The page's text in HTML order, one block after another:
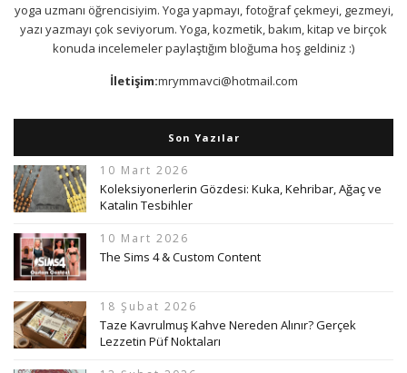
yoga uzmanı öğrencisiyim. Yoga yapmayı, fotoğraf çekmeyi, gezmeyi,
yazı yazmayı çok seviyorum. Yoga, kozmetik, bakım, kitap ve birçok
konuda incelemeler paylaştığım bloğuma hoş geldiniz :)
İletişim:mrymmavci@hotmail.com
Son Yazılar
10 Mart 2026
Koleksiyonerlerin Gözdesi: Kuka, Kehribar, Ağaç ve
Katalin Tesbihler
10 Mart 2026
The Sims 4 & Custom Content
18 Şubat 2026
Taze Kavrulmuş Kahve Nereden Alınır? Gerçek
Lezzetin Püf Noktaları